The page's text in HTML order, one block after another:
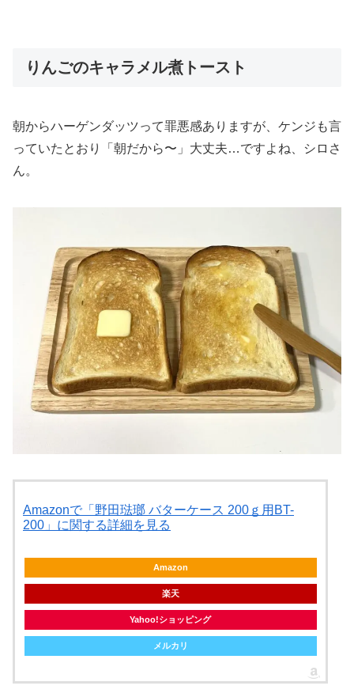
りんごのキャラメル煮トースト
朝からハーゲンダッツって罪悪感ありますが、ケンジも言
っていたとおり「朝だから〜」大丈夫…ですよね、シロさ
ん。
Amazonで「野田琺瑯 バターケース 200ｇ用BT-
200」に関する詳細を見る
Amazon
楽天
Yahoo!ショッピング
メルカリ